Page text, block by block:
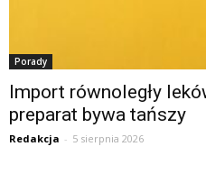
Porady
Import równoległy
preparat bywa tańszy
Redakcja - 5 sierpnia 2026